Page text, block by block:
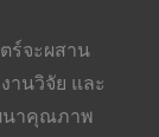
ร์จะผสาน
านวิจัย และ
นาคุณภาพ